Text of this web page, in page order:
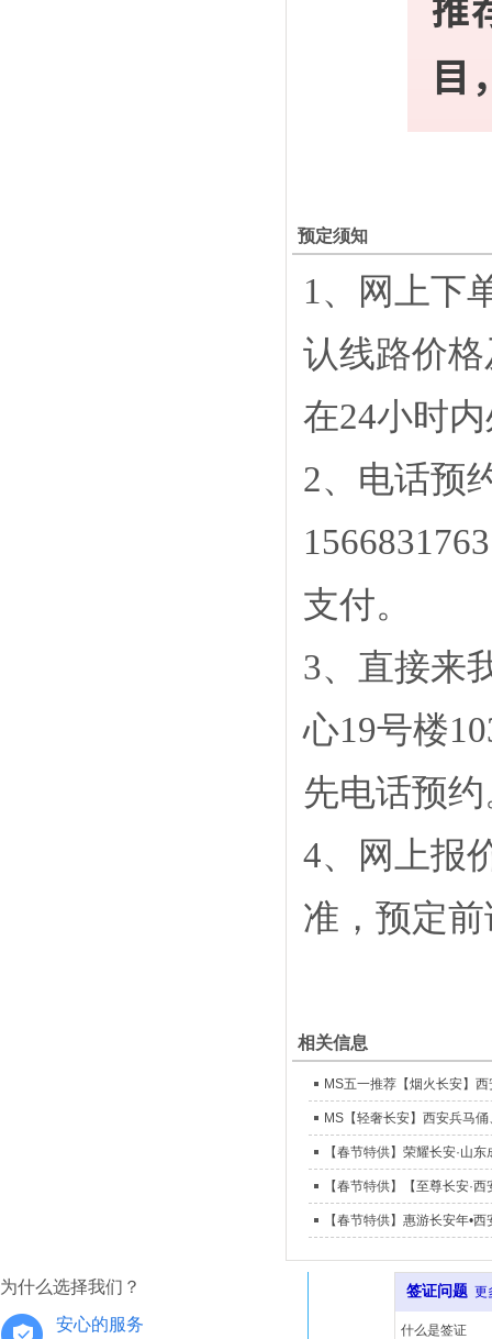
目
预定须知
1、网上下
认线路价
在24小时
2、电话预
支付。
3、直接来
心19号楼
先电话预
4、网上报
准，预定
相关信息
MS【轻奢长安】西安兵马
【春节特供】荣耀长安·山
签证问题 更
什么是签证
为什么选择我们？
安心的服务